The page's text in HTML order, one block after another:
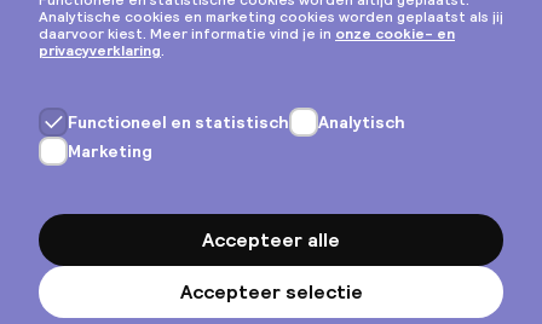
Privacy & cookies
Algemene voorwaarden